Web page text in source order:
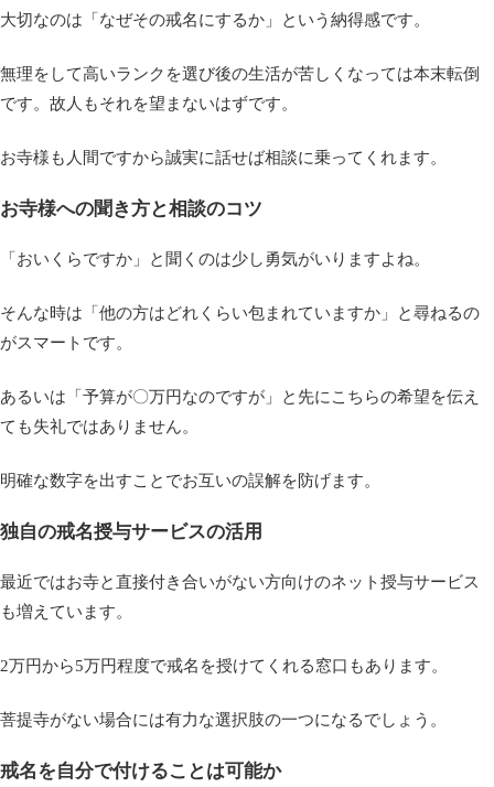
大切なのは「なぜその戒名にするか」という納得感です。
無理をして高いランクを選び後の生活が苦しくなっては本末転倒
です。故人もそれを望まないはずです。
お寺様も人間ですから誠実に話せば相談に乗ってくれます。
お寺様への聞き方と相談のコツ
「おいくらですか」と聞くのは少し勇気がいりますよね。
そんな時は「他の方はどれくらい包まれていますか」と尋ねるの
がスマートです。
あるいは「予算が〇万円なのですが」と先にこちらの希望を伝え
ても失礼ではありません。
明確な数字を出すことでお互いの誤解を防げます。
独自の戒名授与サービスの活用
最近ではお寺と直接付き合いがない方向けのネット授与サービス
も増えています。
2万円から5万円程度で戒名を授けてくれる窓口もあります。
菩提寺がない場合には有力な選択肢の一つになるでしょう。
戒名を自分で付けることは可能か